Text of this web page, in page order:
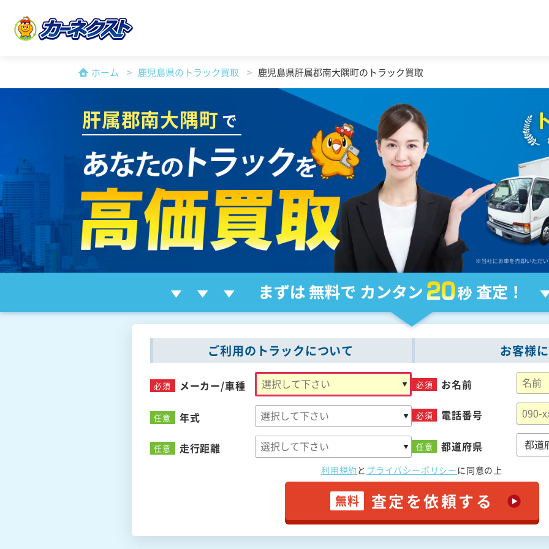
ホーム 鹿児島県のトラック買取 鹿児島県肝属郡南大隅町のトラック買取
肝属郡南大隅町 で
ご利用のトラックについて
必須 メーカー/車種
任意 年式
任意 走行距離
お客様
必須 お名前
必須 電話番号
任意 都道府県
利用規約 と プライバシーポリシーに同意の上
無料 査定を依頼する